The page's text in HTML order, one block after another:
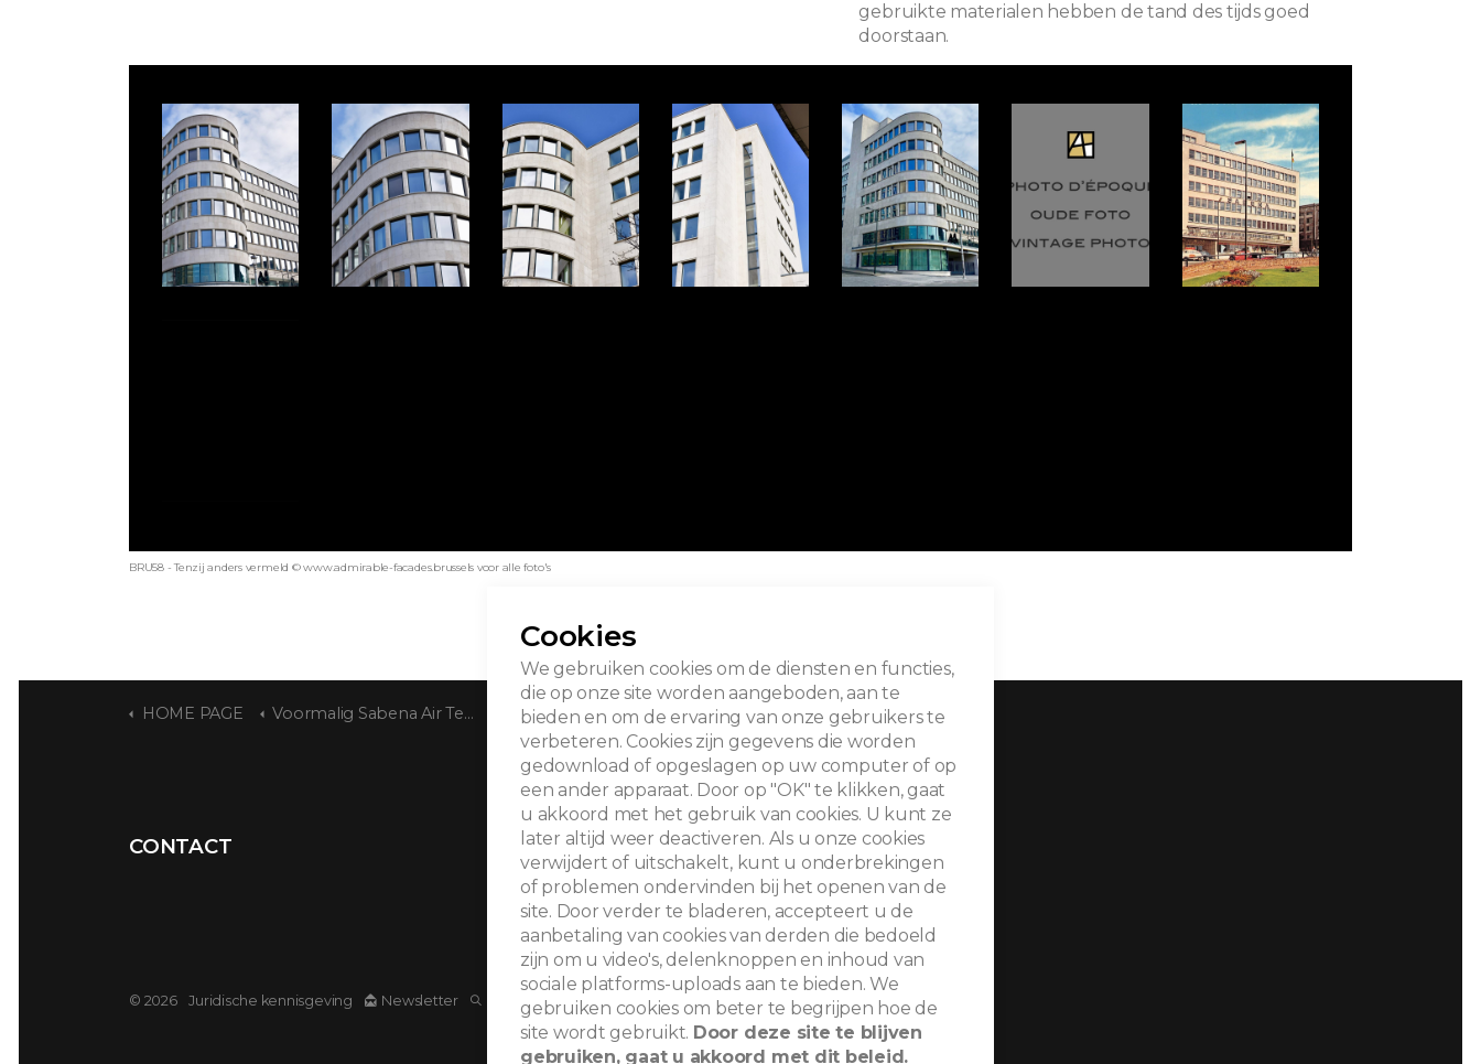
gebruikte materialen hebben de tand des tijds goed
doorstaan.
BRU58 - Tenzij anders vermeld © www.admirable-facades.brussels voor alle foto's
HOME PAGE Voormalig Sabena Air Terminus
CONTACT
© 2026 Juridische kennisgeving Newsletter Zoeken
Cookies
We gebruiken cookies om de diensten en functies,
die op onze site worden aangeboden, aan te
bieden en om de ervaring van onze gebruikers te
verbeteren. Cookies zijn gegevens die worden
gedownload of opgeslagen op uw computer of op
een ander apparaat. Door op "OK" te klikken, gaat
u akkoord met het gebruik van cookies. U kunt ze
later altijd weer deactiveren. Als u onze cookies
verwijdert of uitschakelt, kunt u onderbrekingen
of problemen ondervinden bij het openen van de
site. Door verder te bladeren, accepteert u de
aanbetaling van cookies van derden die bedoeld
zijn om u video's, delenknoppen en inhoud van
sociale platforms-uploads aan te bieden. We
gebruiken cookies om beter te begrijpen hoe de
site wordt gebruikt. Door deze site te blijven
gebruiken, gaat u akkoord met dit beleid.